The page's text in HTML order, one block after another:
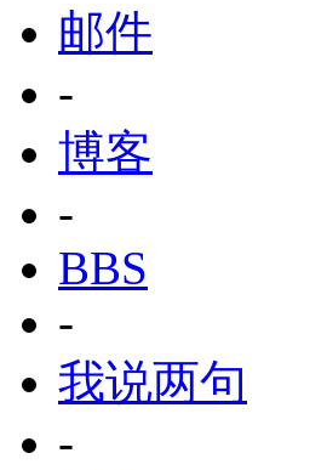
邮件
-
博客
-
BBS
-
我说两句
-